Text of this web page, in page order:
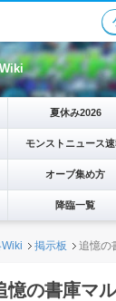
夏休み2026
モンストニュース速
オーブ集め方
降臨一覧
掲示板 追憶の
憶の書庫マ